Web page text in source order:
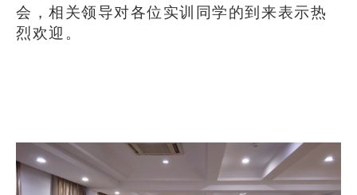
会，相关领导对各位实训同学的到来表示热
烈欢迎。